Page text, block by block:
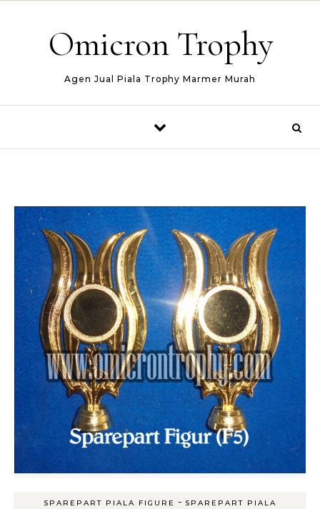
Omicron Trophy
Agen Jual Piala Trophy Marmer Murah
SPAREPART PIALA FIGURE - SPAREPART PIALA